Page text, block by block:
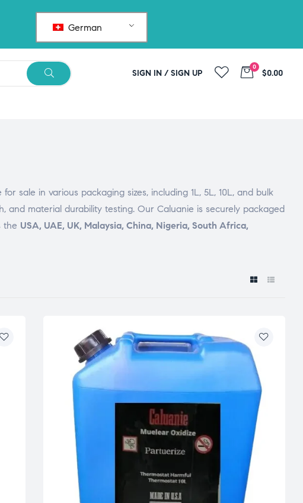
German
SIGN IN / SIGN UP
0
$0.00
sale in various packaging sizes, including 1L, 5L, 10L, and bulk
and material durability testing. Our Caluanie is securely packaged
the USA, UAE, UK, Malaysia, China, Nigeria, South Africa,